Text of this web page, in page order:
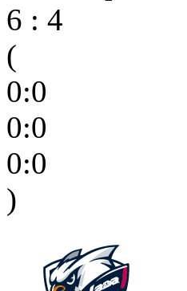
6 : 4
(
0:0
0:0
0:0
)